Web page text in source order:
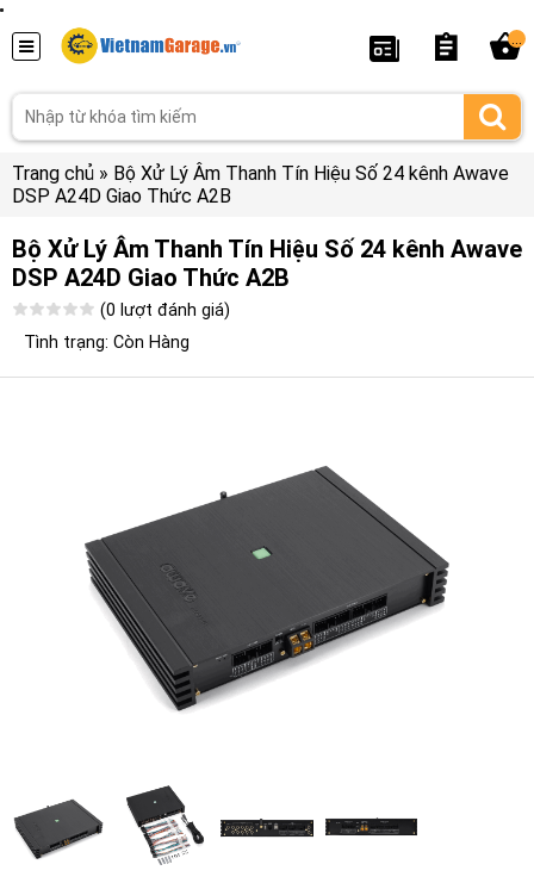
Trang chủ » Bộ Xử Lý Âm Thanh Tín Hiệu Số 24 kênh Awave
DSP A24D Giao Thức A2B
Bộ Xử Lý Âm Thanh Tín Hiệu Số 24 kênh Awave
DSP A24D Giao Thức A2B
(0 lượt đánh giá)
Tình trạng: Còn Hàng